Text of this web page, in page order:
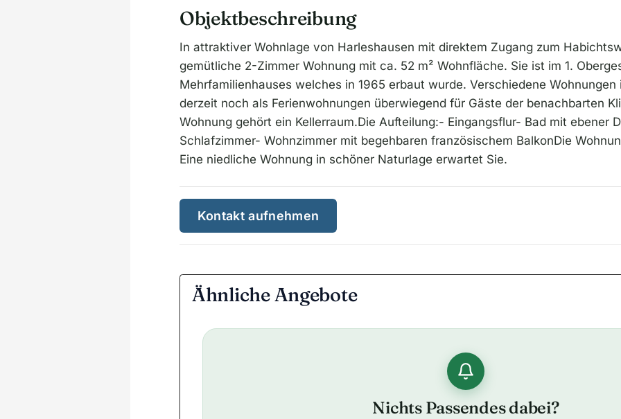
Objektbeschreibung
In attraktiver Wohnlage von Harleshausen mit direktem Zugang zum
gemütliche 2-Zimmer Wohnung mit ca. 52 m² Wohnfläche. Sie ist im 1.
Mehrfamilienhauses welches in 1965 erbaut wurde. Verschiedene
derzeit noch als Ferienwohnungen überwiegend für Gäste der benachbarten
Wohnung gehört ein Kellerraum.Die Aufteilung:- Eingangsflur- Bad mit ebener
Schlafzimmer- Wohnzimmer mit begehbaren französischem BalkonDie
Eine niedliche Wohnung in schöner Naturlage erwartet Sie.
Kontakt aufnehmen
Ähnliche Angebote
Nichts Passendes dabei?